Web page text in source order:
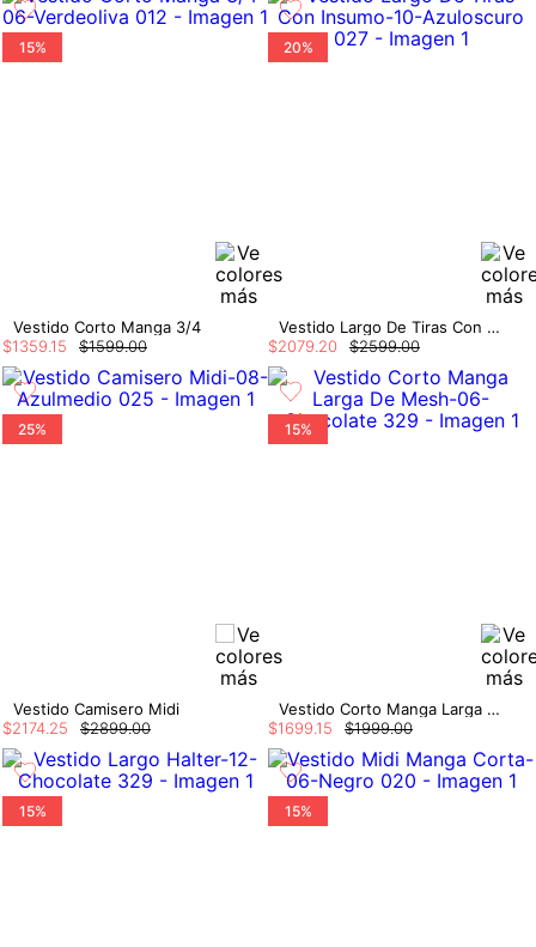
15%
Vestido Corto Manga 3/4
$1599.00
$135915
20%
Vestido Largo De Tiras Con Insumo
$2599.00
$2079 20
25%
Vestido Camisero Midi
$2899.00
$2174 25
15%
Vestido Corto Manga Larga De Mesh
$1999.00
$169915
15% 15%